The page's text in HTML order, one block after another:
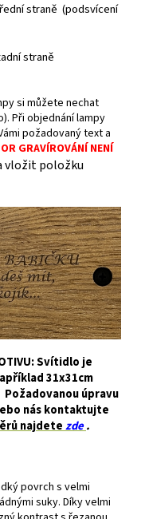
straně (podsvícení
straně
si můžete nechat
Při objednání lampy
požadovaný text a
GRAVÍROVÁNÍ NENÍ
vložit položku
Svítidlo je
31x31cm
úpravu
nás kontaktujte
najdetezde.
povrch s velmi
suky. Díky velmi